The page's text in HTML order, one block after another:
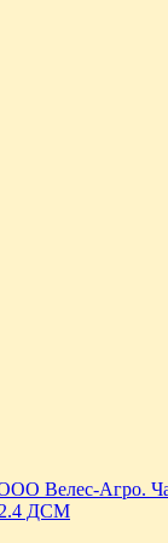
Велес-Агро.
2.4 ДСМ